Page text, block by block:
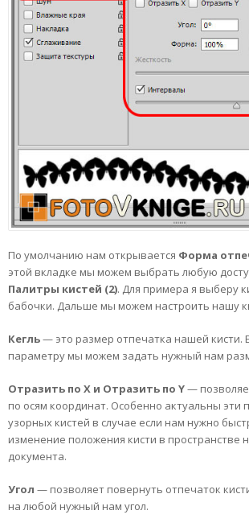
По умолчанию нам открывается Форма
этой вкладке мы можем выбрать любую
Палитры кистей (2). Для примера я выберу
бабочки. Дальше мы можем настроить нашу
Кегль— это размер отпечатка нашей кисти.
параметру мы можем задать нужный нам
Отразить по Х и Отразить по Y—
по осям координат. Особенно актуальны эти
узорных кистей в случае если нам нужно
изменение положения кисти в пространстве
документа.
Угол — позволяет повернуть отпечаток
на любой нужный нам угол.